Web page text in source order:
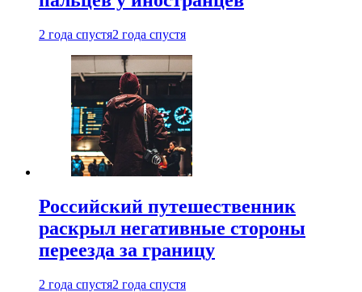
2 года спустя2 года спустя
Российский путешественник
раскрыл негативные стороны
переезда за границу
2 года спустя2 года спустя